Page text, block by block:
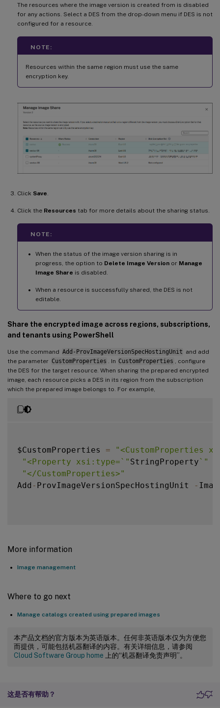
The resources where the image version is created from is disabled
for any actions. Select a DES from the drop-down menu if DES is not
configured for a resource.
NOTE:
Resources within the same region must use the same
encryption key.
Click Save.
Click the Resources tab for more details about the sharing status.
NOTE:
When the status of the image version sharing is in
progress, the option to Delete Image Version or Manage
Image Share is disabled.
When a resource is successfully shared, the DES is not
editable.
Share the encrypted image across regions, subscriptions,
and tenants using PowerShell
Use the command Add-ProvImageVersionSpecHostingUnit and add
the parameter CustomProperties . In CustomProperties , configure
the DES for the target resource. When sharing the prepared encrypted
image, each resource picks a DES in its region from the subscription
which the prepared image belongs to. For example,
$CustomProperties =
"<CustomProperties
"<Property xsi:type=`" StringProperty ` "
"</CustomProperties>"
Add - ProvImageVersionSpecHostingUnit -
More information
Image management
Where to go next
Manage catalogs created using prepared images
本产品文档的官方版本为英语版本。任何非英语版本仅为方便您
而提供，可能包括机器翻译的内容。有关详细信息，请参阅
Cloud Software Group home 上的“机器翻译免责声明”。
这是否有帮助？